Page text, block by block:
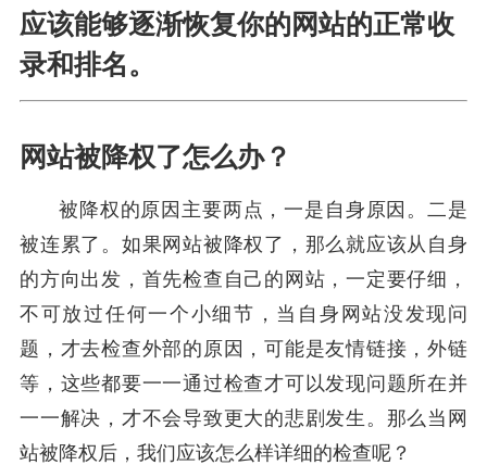
应该能够逐渐恢复你的网站的正常收
录和排名。
网站被降权了怎么办？
被降权的原因主要两点，一是自身原因。二是
被连累了。如果网站被降权了，那么就应该从自身
的方向出发，首先检查自己的网站，一定要仔细，
不可放过任何一个小细节，当自身网站没发现问
题，才去检查外部的原因，可能是友情链接，外链
等，这些都要一一通过检查才可以发现问题所在并
一一解决，才不会导致更大的悲剧发生。那么当网
站被降权后，我们应该怎么样详细的检查呢？